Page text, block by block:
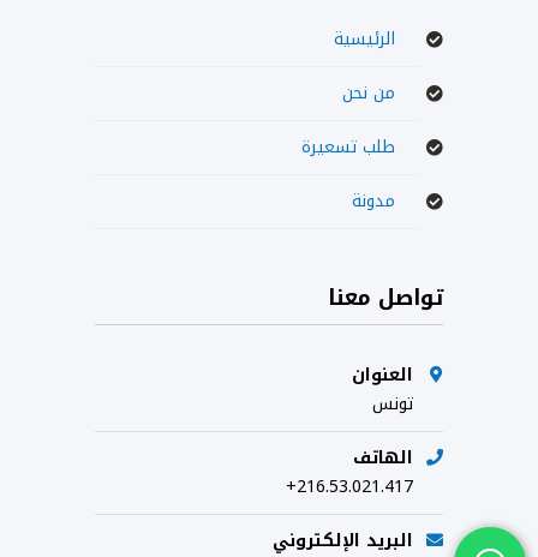
الرئيسية
من نحن
طلب تسعيرة
مدونة
تواصل معنا
العنوان
تونس
الهاتف
+216.53.021.417
البريد الإلكتروني